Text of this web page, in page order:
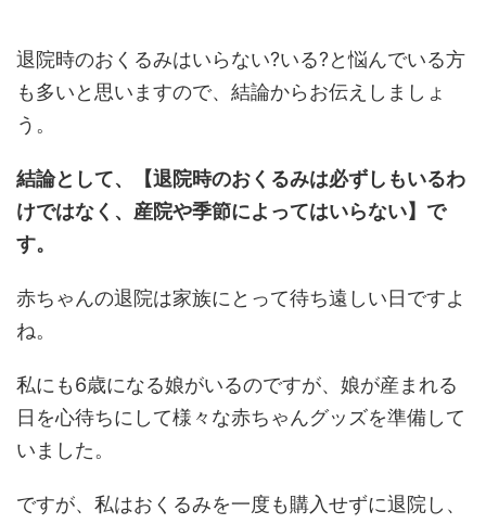
退院時のおくるみはいらない?いる?と悩んでいる方
も多いと思いますので、結論からお伝えしましょ
う。
結論として、【退院時のおくるみは必ずしもいるわ
けではなく、産院や季節によってはいらない】で
す。
赤ちゃんの退院は家族にとって待ち遠しい日ですよ
ね。
私にも6歳になる娘がいるのですが、娘が産まれる
日を心待ちにして様々な赤ちゃんグッズを準備して
いました。
ですが、私はおくるみを一度も購入せずに退院し、